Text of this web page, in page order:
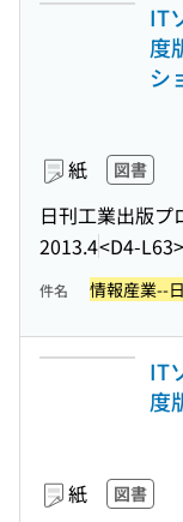
IT
度
シ
紙 図書
日刊工業出版プ
2013.4<D4-L63>
件名 情報産業--
IT
度
紙 図書